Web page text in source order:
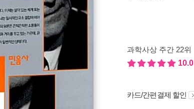
과학사상 주간 22위
10.0
카드/간편결제 할인